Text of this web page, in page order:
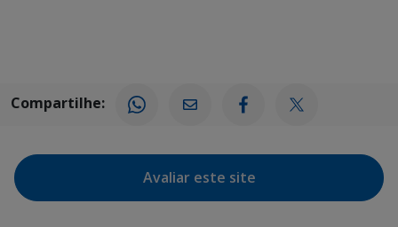
Compartilhe:
Avaliar este site